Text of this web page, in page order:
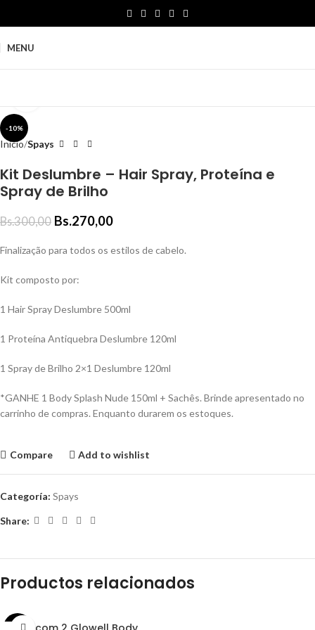
MENU
-10%
Inicio Spays
Kit Deslumbre – Hair Spray, Proteína e
Spray de Brilho
Bs.300,00 Bs.270,00
Finalização para todos os estilos de cabelo.
Kit composto por:
1 Hair Spray Deslumbre 500ml
1 Proteína Antiquebra Deslumbre 120ml
1 Spray de Brilho 2×1 Deslumbre 120ml
*GANHE 1 Body Splash Nude 150ml + Sachês. Brinde apresentado no
carrinho de compras. Enquanto durarem os estoques.
Compare Add to wishlist
Categoría: Spays
Share:
Productos relacionados
-5%